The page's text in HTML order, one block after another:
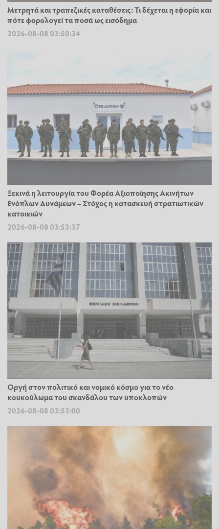
Μετρητά και τραπεζικές καταθέσεις: Τι δέχεται η εφορία και
πότε φορολογεί τα ποσά ως εισόδημα
2026-08-08 03:50:34
Ξεκινά η λειτουργία του Φορέα Αξιοποίησης Ακινήτων
Ενόπλων Δυνάμεων – Στόχος η κατασκευή στρατιωτικών
κατοικιών
2026-08-08 03:53:37
Οργή στον πολιτικό και νομικό κόσμο για το νέο
κουκούλωμα του σκανδάλου των υποκλοπών
2026-08-08 03:53:00